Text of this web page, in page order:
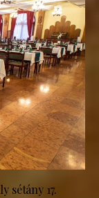
sétány 17.